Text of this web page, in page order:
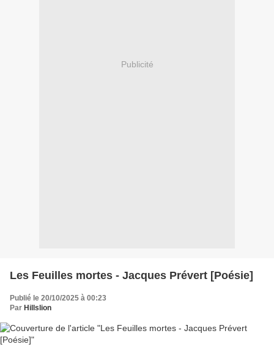
Publicité
Les Feuilles mortes - Jacques Prévert [Poésie]
Publié le 20/10/2025 à 00:23
Par Hillslion